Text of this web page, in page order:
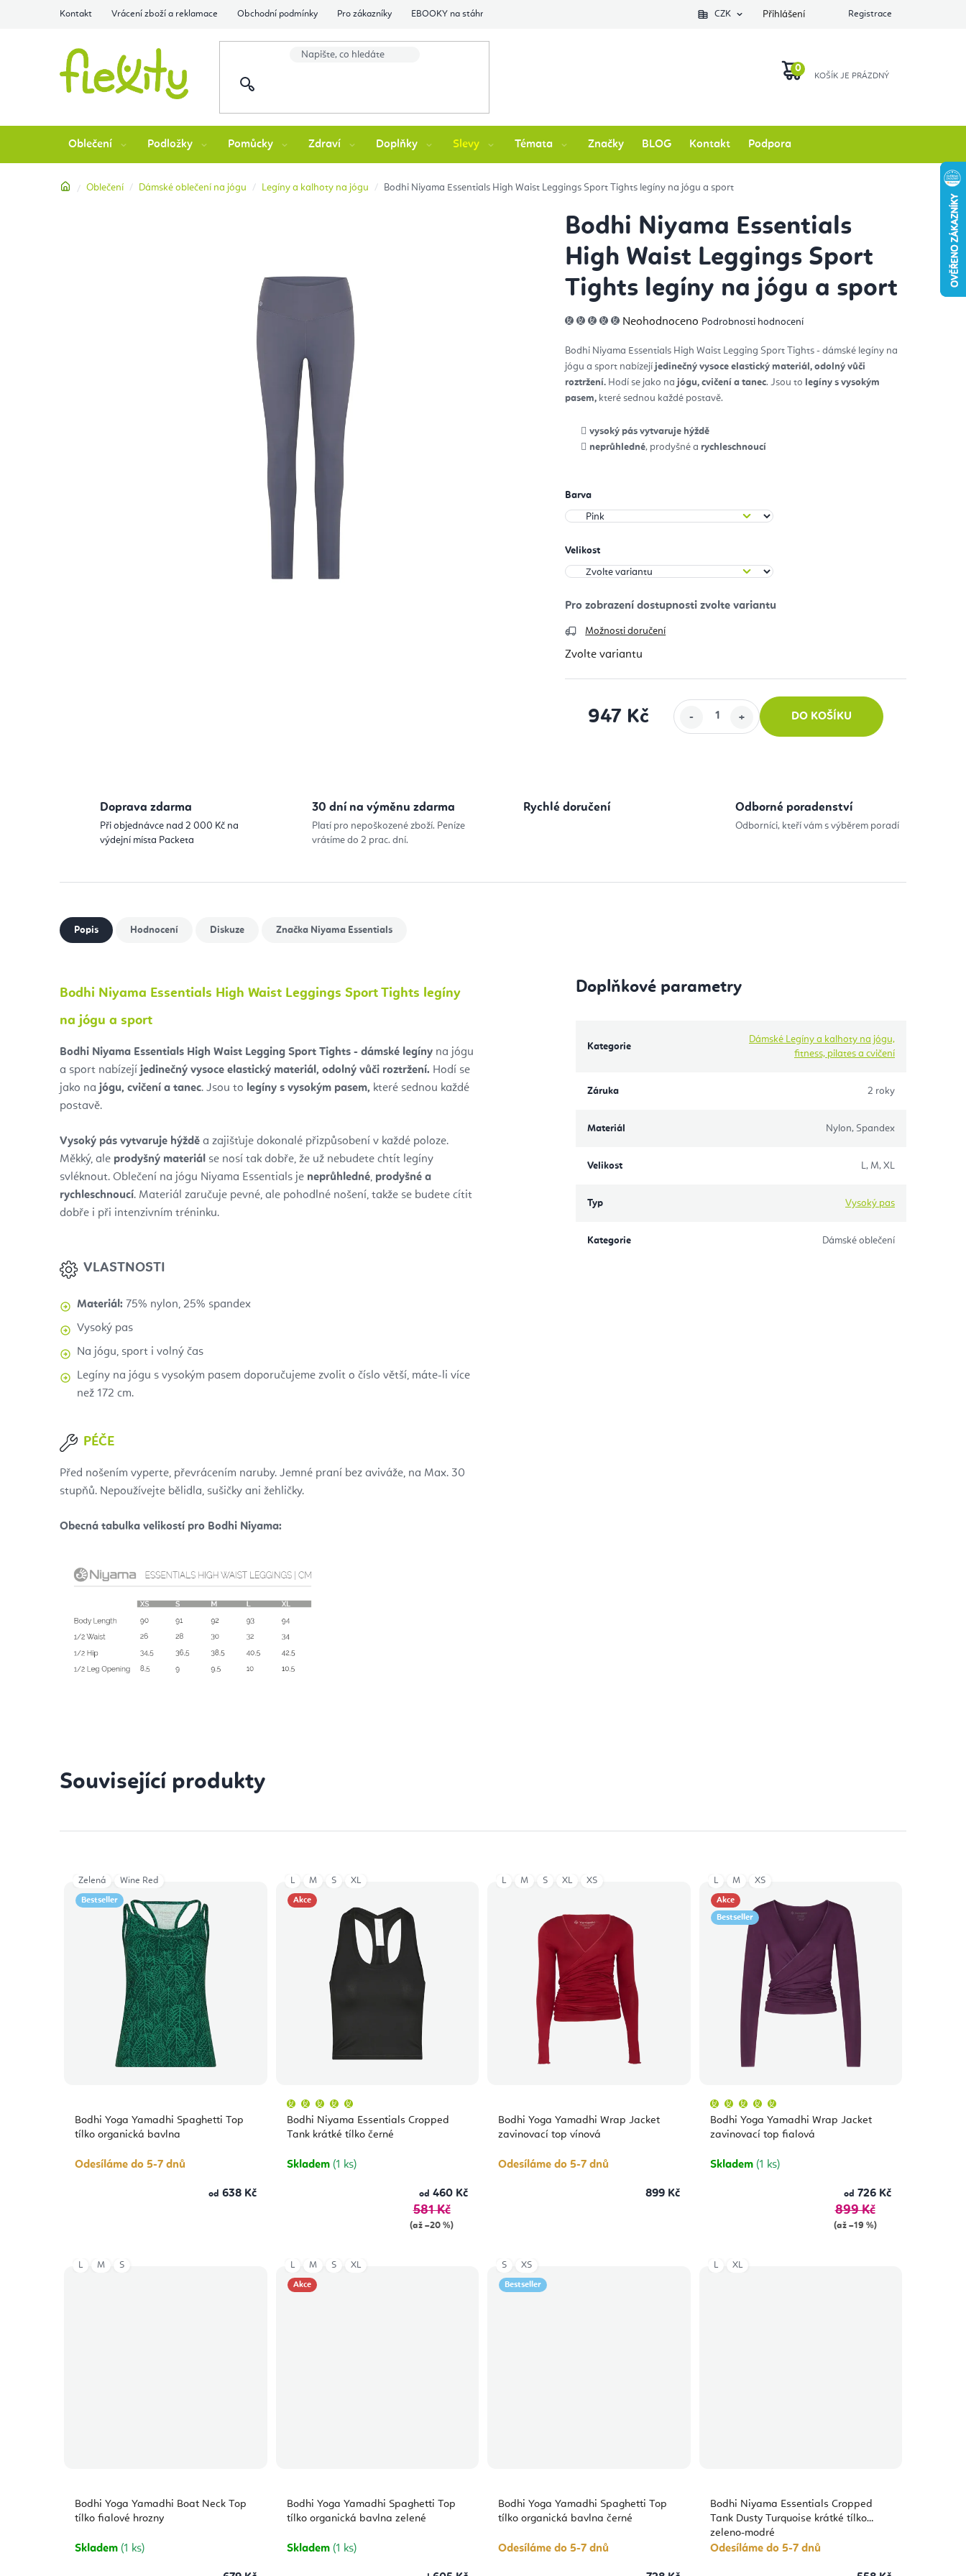
Kontakt Vrácení zboží a reklamace Obchodní podmínky Pro zákazníky EBOOKY na stáhnutí Podlozkynajogu.cz Zkontrolovat stav objednávky O nás
CZK Přihlášení Registrace
KOŠÍK
Oblečení Podložky Pomůcky Zdraví Doplňky Slevy Témata Značky BLOG Kontakt Podpora
DomůOblečení Dámské oblečení na jógu Legíny a kalhoty na jógu Bodhi Niyama Essentials High Waist Leggings Sport Tights legíny na jógu a sport
Bodhi Niyama Essentials
High Waist Leggings Sport
Tights legíny na jógu a sport
Průměrné
hodnocení
0,0
5
hvězdiček.
Neohodnoceno Podrobnosti hodnocení
Bodhi Niyama Essentials High Waist Legging Sport Tights - dámské legíny na
jógu a sport nabízejíjedinečný vysoce elastický materiál, odolný vůči
roztržení. Hodí se jako najógu, cvičení a tanec. Jsou to legíny s vysokým
pasem, které sednou každé postavě.
vysoký pás vytvaruje hýždě
neprůhledné, prodyšné a rychleschnoucí
Barva
Velikost
Možnosti doručení
Zvolte variantu
947 Kč DO KOŠÍKU
Doprava zdarma
Při objednávce nad 2 000 Kč na
výdejní místa Packeta
30 dní na výměnu zdarma
Platí pro nepoškozené zboží. Peníze
vrátíme do 2 prac. dní.
Rychlé doručení Odborné poradenství
Odborníci, kteří vám s výběrem poradí
Popis Hodnocení Diskuze Značka Niyama Essentials
Bodhi Niyama Essentials High Waist Leggings Sport Tights legíny
na jógu a sport
Bodhi Niyama Essentials High Waist Legging Sport Tights - dámské legíny na jógu
a sport nabízejí jedinečný vysoce elastický materiál, odolný vůči roztržení. Hodí se
jako na jógu, cvičení a tanec. Jsou to legíny s vysokým pasem, které sednou každé
postavě.
Vysoký pás vytvaruje hýždě a zajišťuje dokonalé přizpůsobení v každé poloze.
Měkký, ale prodyšný materiál se nosí tak dobře, že už nebudete chtít legíny
svléknout. Oblečení na jógu Niyama Essentials je neprůhledné, prodyšné a
rychleschnoucí. Materiál zaručuje pevné, ale pohodlné nošení, takže se budete cítit
dobře i při intenzivním tréninku.
VLASTNOSTI
Materiál: 75% nylon, 25% spandex
Vysoký pas
Na jógu, sport i volný čas
Legíny na jógu s vysokým pasem doporučujeme zvolit o číslo větší, máte-li více
než 172 cm.
PÉČE
Před nošením vyperte, převrácením naruby. Jemné praní bez aviváže, na Max. 30
stupňů. Nepoužívejte bělidla, sušičky ani žehličky.
Obecná tabulka velikostí pro Bodhi Niyama:
Doplňkové parametry
Kategorie
Dámské​ Legíny a kalhoty na jógu,
fitness, pilates a cvičení
Záruka 2 roky
Materiál Nylon, Spandex
Velikost L, M, XL
Typ Vysoký pas
Kategorie Dámské oblečení
Související produkty
Bestseller
Bodhi Yoga Yamadhi Spaghetti Top
tílko organická bavlna
Odesíláme do 5-7 dnů
od 638 Kč
Zelená Wine Red
Akce
Bodhi Niyama Essentials Cropped
Tank krátké tílko černé
produktu
je
5,0
hvězdiček.
Skladem (1 ks)
od 460 Kč
581 Kč
(až –20 %)
L M S XL
Bodhi Yoga Yamadhi Wrap Jacket
zavinovací top vínová
Odesíláme do 5-7 dnů
899 Kč
L M S XL XS
Akce
Bestseller
Bodhi Yoga Yamadhi Wrap Jacket
zavinovací top fialová
produktu
je
5,0
hvězdiček.
Skladem (1 ks)
od 726 Kč
899 Kč
(až –19 %)
L M XS
Bodhi Yoga Yamadhi Boat Neck Top
tílko fialové hrozny
Skladem (1 ks)
L M S
Akce
Bodhi Yoga Yamadhi Spaghetti Top
tílko organická bavlna zelené
Skladem (1 ks)
L M S XL
Bestseller
Bodhi Yoga Yamadhi Spaghetti Top
tílko organická bavlna černé
Odesíláme do 5-7 dnů
S XS
Bodhi Niyama Essentials Cropped
Tank Dusty Turquoise krátké tílko
zeleno-modré
Odesíláme do 5-7 dnů
L XL